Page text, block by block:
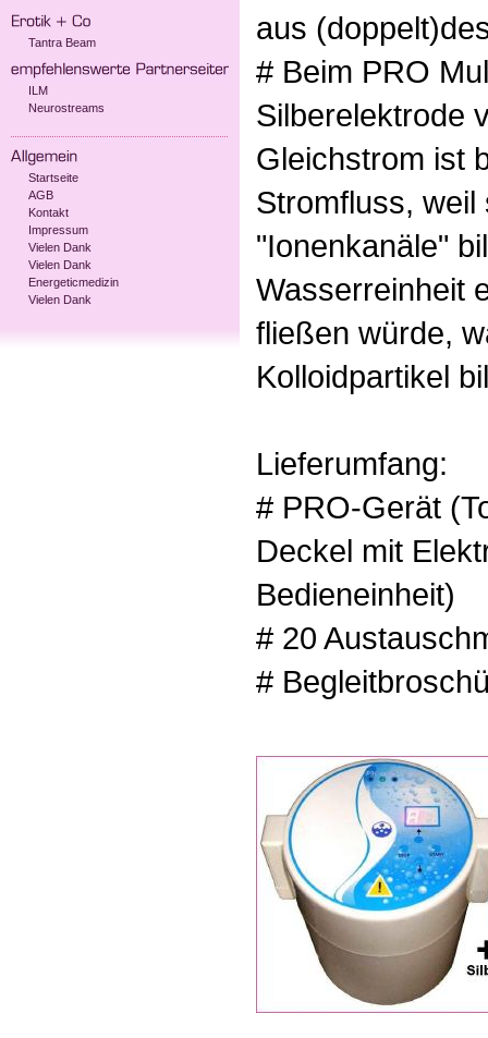
Tantra Beam
ILM
Neurostreams
Startseite
AGB
Kontakt
Impressum
Vielen Dank
Vielen Dank
Energeticmedizin
Vielen Dank
aus
# Beim PRO
Silberelektrode
Gleichstrom ist
Stromfluss,
"Ionenkanäle"
Wasserreinheit
fließen würde,
Kolloidpartikel
Lieferumfang:
# PRO-Gerät
Deckel mit
Bedieneinheit)
# 20
#